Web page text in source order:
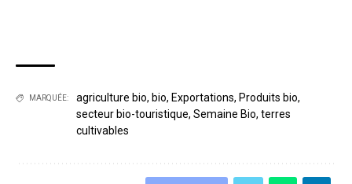
MARQUÉE: agriculture bio, bio, Exportations, Produits bio,
secteur bio-touristique, Semaine Bio, terres
cultivables